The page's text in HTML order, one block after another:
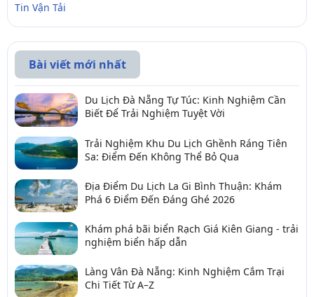
Tin Vận Tải
Bài viết mới nhất
Du Lịch Đà Nẵng Tự Túc: Kinh Nghiệm Cần
Biết Để Trải Nghiệm Tuyệt Vời
Trải Nghiệm Khu Du Lịch Ghềnh Ráng Tiên
Sa: Điểm Đến Không Thể Bỏ Qua
Địa Điểm Du Lịch La Gi Bình Thuận: Khám
Phá 6 Điểm Đến Đáng Ghé 2026
Khám phá bãi biển Rạch Giá Kiên Giang - trải
nghiệm biển hấp dẫn
Làng Vân Đà Nẵng: Kinh Nghiệm Cắm Trại
Chi Tiết Từ A–Z